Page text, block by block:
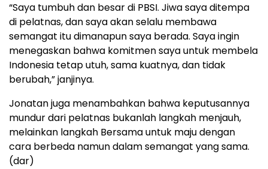
“Saya tumbuh dan besar di PBSI. Jiwa saya ditempa
di pelatnas, dan saya akan selalu membawa
semangat itu dimanapun saya berada. Saya ingin
menegaskan bahwa komitmen saya untuk membela
Indonesia tetap utuh, sama kuatnya, dan tidak
berubah,” janjinya.
Jonatan juga menambahkan bahwa keputusannya
mundur dari pelatnas bukanlah langkah menjauh,
melainkan langkah Bersama untuk maju dengan
cara berbeda namun dalam semangat yang sama.
(dar)